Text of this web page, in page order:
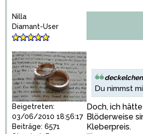
Nilla
Diamant-User
Beigetreten:
03/06/2010 18:56:17
Beiträge: 6571
Du nimmst
Doch, ich
Blöderweise
Kleberpreis.